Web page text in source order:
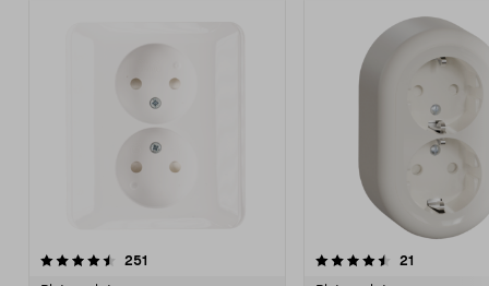
251
4.5 viidestä
21
4.5 viidestä